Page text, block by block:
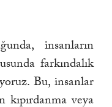
insanların
farkındalık
Bu, insanlar
kıpırdanma veya